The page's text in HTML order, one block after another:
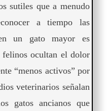
sutiles que a menudo
a tiempo las
un gato mayor es
felinos ocultan el dolor
“menos activos” por
veterinarios señalan
gatos ancianos que